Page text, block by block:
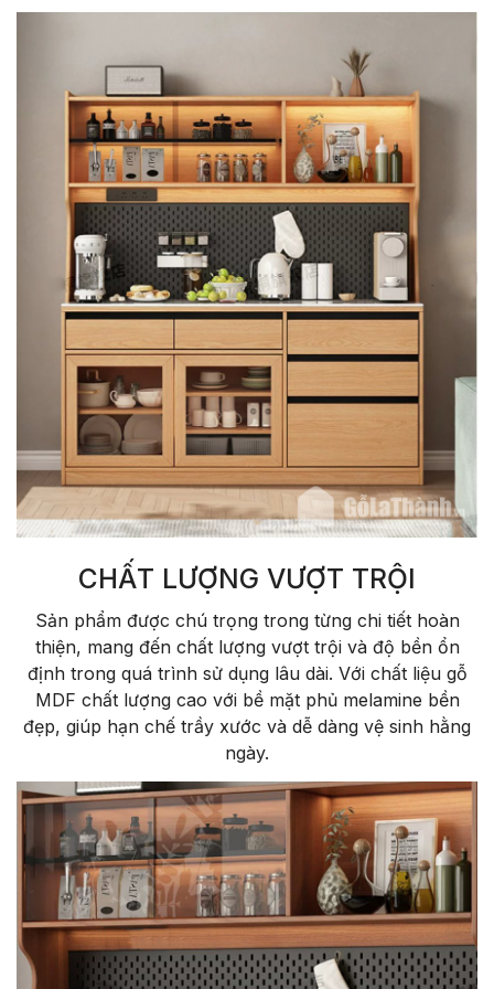
CHẤT LƯỢNG VƯỢT TRỘI
Sản phẩm được chú trọng trong từng chi tiết hoàn
thiện, mang đến chất lượng vượt trội và độ bền ổn
định trong quá trình sử dụng lâu dài. Với chất liệu gỗ
MDF chất lượng cao với bề mặt phủ melamine bền
đẹp, giúp hạn chế trầy xước và dễ dàng vệ sinh hằng
ngày.